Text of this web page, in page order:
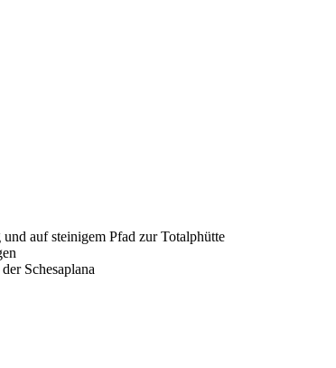
auf steinigem Pfad zur Totalphütte
Schesaplana